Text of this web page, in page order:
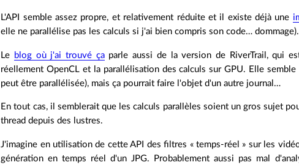
L'API semble assez propre, et relativement réduite et il existe déjà une
elle ne parallélise pas les calculs si j'ai bien compris son code… dommage).
Le blog où j'ai trouvé çaparle aussi de la version de RiverTrail, qui
réellement OpenCL et la parallélisation des calculs sur GPU. Elle
peut être parallélisée), mais ça pourrait faire l'objet d'un autre journal…
En tout cas, il semblerait que les calculs parallèles soient un gros sujet
thread depuis des lustres.
J'imagine en utilisation de cette API des filtres « temps-réel » sur les
génération en temps réel d'un JPG. Probablement aussi pas mal